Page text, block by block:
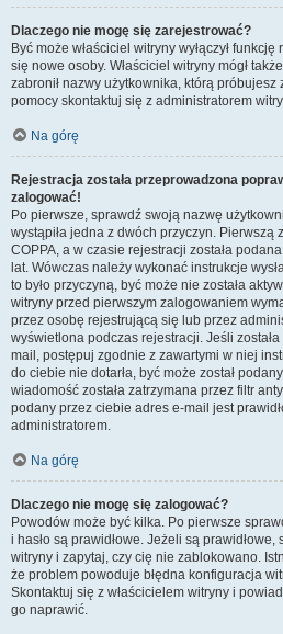
Dlaczego nie mogę się zarejestrować?
Być może właściciel witryny wyłączył
się nowe osoby. Właściciel witryny mógł
zabronił nazwy użytkownika, którą próbujesz
pomocy skontaktuj się z administratorem
Na górę
Rejestracja została przeprowadzona
zalogować!
Po pierwsze, sprawdź swoją nazwę
wystąpiła jedna z dwóch przyczyn. Pierwszą
COPPA, a w czasie rejestracji została
lat. Wówczas należy wykonać instrukcje
to było przyczyną, być może nie została
witryny przed pierwszym zalogowaniem
przez osobę rejestrującą się lub przez
wyświetlona podczas rejestracji. Jeśli
mail, postępuj zgodnie z zawartymi w niej
do ciebie nie dotarła, być może został
wiadomość została zatrzymana przez filtr
podany przez ciebie adres e-mail jest
administratorem.
Na górę
Dlaczego nie mogę się zalogować?
Powodów może być kilka. Po pierwsze
i hasło są prawidłowe. Jeżeli są
witryny i zapytaj, czy cię nie zablokowano.
że problem powoduje błędna konfiguracja
Skontaktuj się z właścicielem witryny i
go naprawić.